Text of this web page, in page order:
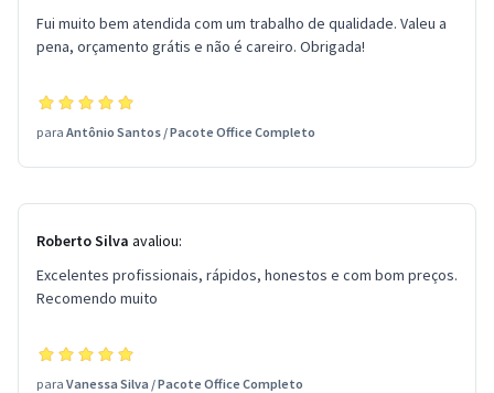
Fui muito bem atendida com um trabalho de qualidade. Valeu a
pena, orçamento grátis e não é careiro. Obrigada!
para Antônio Santos /Pacote Office Completo
Roberto Silva avaliou:
Excelentes profissionais, rápidos, honestos e com bom preços.
Recomendo muito
para Vanessa Silva /Pacote Office Completo